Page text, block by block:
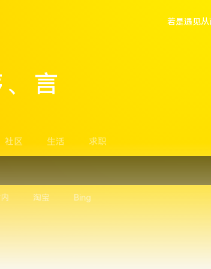
若是遇见从
言
社区 生活 求职
淘宝 Bing